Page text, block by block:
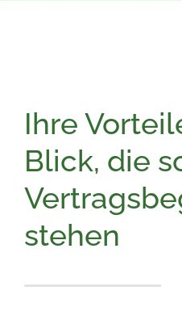
Ihre
Blick, die
stehen